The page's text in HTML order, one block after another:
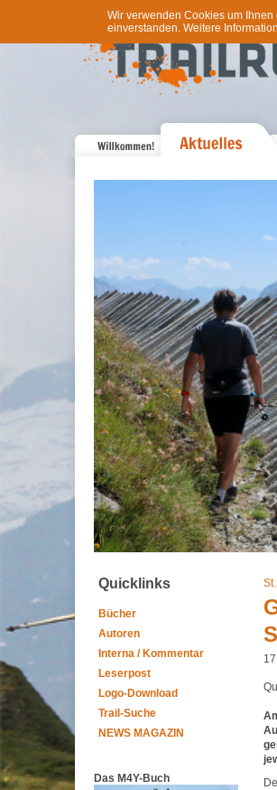
Wir verwenden Cookies um
einverstanden. Weitere
Quicklinks
Bücher
Autoren
Interna / Kommentar
Leserpost
Logo-Download
Trail-Suche
NEWS MAGAZIN
Das M4Y-Buch